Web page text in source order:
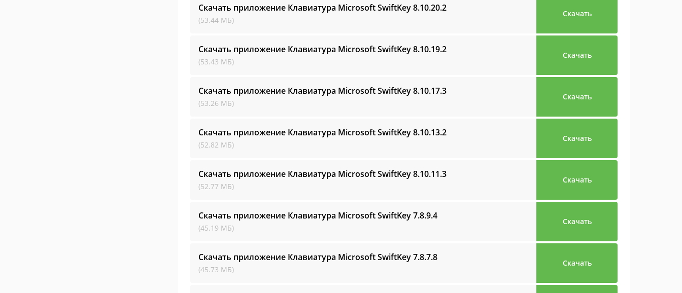
Скачать приложение Клавиатура Microsoft SwiftKey8.10.20.2
(53.44 МБ)
Скачать
Скачать приложение Клавиатура Microsoft SwiftKey8.10.19.2
(53.43 МБ)
Скачать
Скачать приложение Клавиатура Microsoft SwiftKey8.10.17.3
(53.26 МБ)
Скачать
Скачать приложение Клавиатура Microsoft SwiftKey8.10.13.2
(52.82 МБ)
Скачать
Скачать приложение Клавиатура Microsoft SwiftKey8.10.11.3
(52.77 МБ)
Скачать
Скачать приложение Клавиатура Microsoft SwiftKey7.8.9.4
(45.19 МБ)
Скачать
Скачать приложение Клавиатура Microsoft SwiftKey7.8.7.8
(45.73 МБ)
Скачать